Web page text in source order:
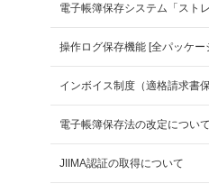
電子帳簿保存システム「スト
操作ログ保存機能 [全パッケー
インボイス制度（適格請求書
電子帳簿保存法の改定について
JIIMA認証の取得について